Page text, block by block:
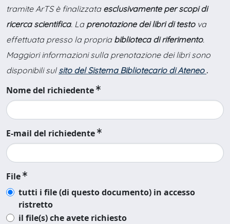
tramite ArTS è finalizzata esclusivamente per scopi di
ricerca scientifica. La prenotazione dei libri di testova
effettuata presso la propria biblioteca di riferimento.
Maggiori informazioni sulla prenotazione dei libri sono
disponibili sul sito del Sistema Bibliotecario di Ateneo .
Nome del richiedente
E-mail del richiedente
File
tutti i file (di questo documento) in accesso
ristretto
il file(s) che avete richiesto